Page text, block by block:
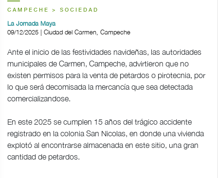
CAMPECHE > SOCIEDAD
La Jornada Maya
09/12/2025 | Ciudad del Carmen, Campeche
Ante el inicio de las festividades navideñas, las autoridades
municipales de Carmen, Campeche, advirtieron que no
existen permisos para la venta de petardos o pirotecnia, por
lo que será decomisada la mercancía que sea detectada
comercializandose.
En este 2025 se cumplen 15 años del trágico accidente
registrado en la colonia San Nicolas, en donde una vivienda
explotó al encontrarse almacenada en este sitio, una gran
cantidad de petardos.